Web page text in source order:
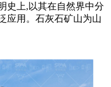
史上,以其在自然界中分
应用。石灰石矿山为山